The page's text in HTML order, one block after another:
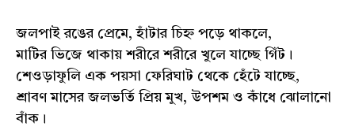
জলপাই রঙের প্রেমে, হাঁটার চিহ্ন পড়ে থাকলে,
মাটির ভিজে থাকায় শরীরে শরীরে খুলে যাচ্ছে গিঁট।
শেওড়াফুলি এক পয়সা ফেরিঘাট থেকে হেঁটে যাচ্ছে,
শ্রাবণ মাসের জলভর্তি প্রিয় মুখ, উপশম ও কাঁধে ঝোলানো
বাঁক।